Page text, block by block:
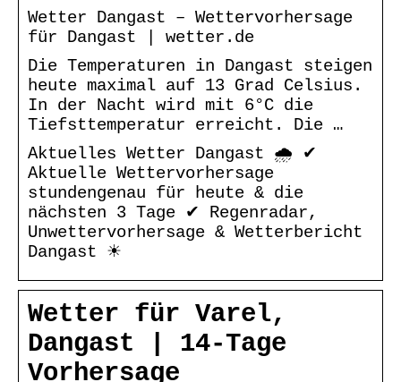
Wetter Dangast – Wettervorhersage
für Dangast | wetter.de
Die Temperaturen in Dangast steigen
heute maximal auf 13 Grad Celsius.
In der Nacht wird mit 6°C die
Tiefsttemperatur erreicht. Die …
Aktuelles Wetter Dangast 🌧️ ✔
Aktuelle Wettervorhersage
stundengenau für heute & die
nächsten 3 Tage ✔ Regenradar,
Unwettervorhersage & Wetterbericht
Dangast ☀
Wetter für Varel,
Dangast | 14-Tage
Vorhersage